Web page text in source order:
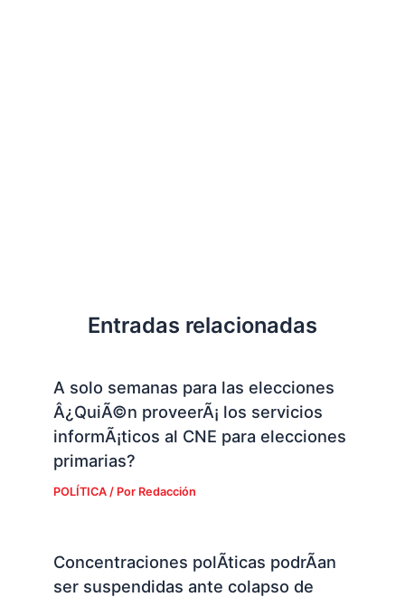
Entradas relacionadas
A solo semanas para las elecciones
Â¿QuiÃ©n proveerÃ¡ los servicios
informÃ¡ticos al CNE para elecciones
primarias?
POLÍTICA/ Por Redacción
Concentraciones polÃ­ticas podrÃ­an
ser suspendidas ante colapso de